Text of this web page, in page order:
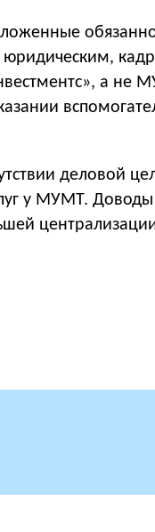
юридическим,
а не
деловой
у МУМТ.